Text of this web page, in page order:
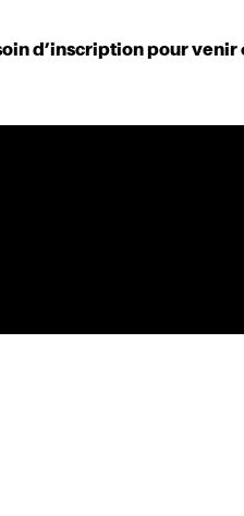
d’inscription pour venir